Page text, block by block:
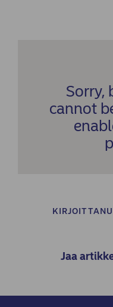
Sorry,
cannot
Jaa